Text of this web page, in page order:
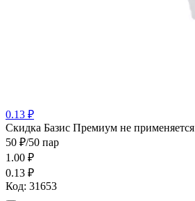
0.13 ₽
Cкидка Базис Премиум не применяется
50 ₽/50 пар
1.00 ₽
0.13 ₽
Код: 31653